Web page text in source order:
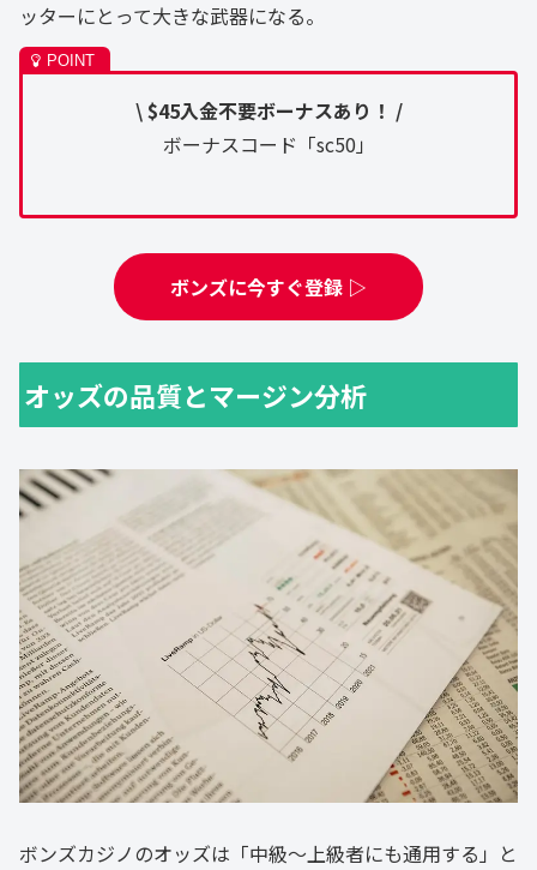
ッターにとって大きな武器になる。
\ $45入金不要ボーナスあり！ /
ボーナスコード「sc50」
ボンズに今すぐ登録 ▷
オッズの品質とマージン分析
ボンズカジノのオッズは「中級〜上級者にも通用する」と